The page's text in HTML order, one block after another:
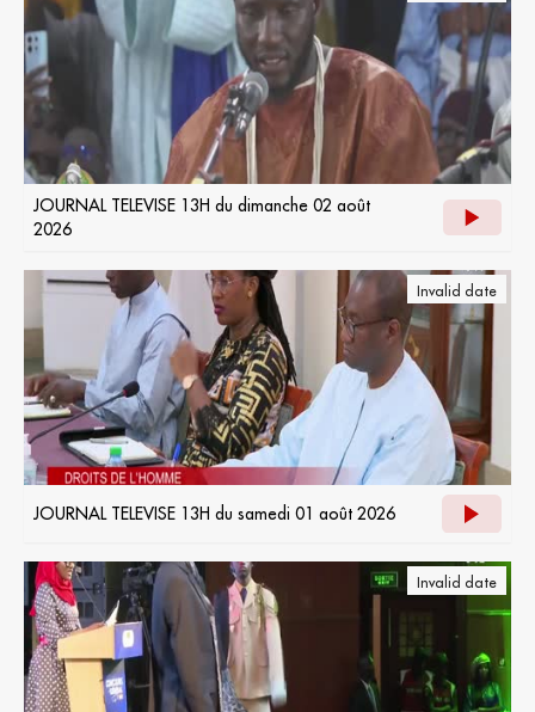
JOURNAL TELEVISE 13H du dimanche 02 août
2026
Invalid date
JOURNAL TELEVISE 13H du samedi 01 août 2026
Invalid date